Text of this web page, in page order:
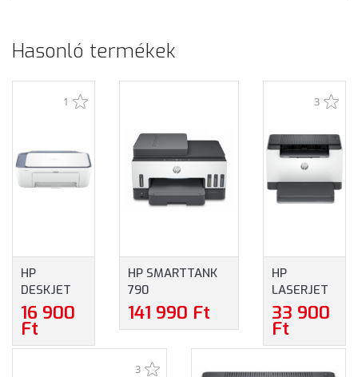
Hasonló termékek
1
HP
DESKJET
2922 ALL-
IN-ONE
16 900
Ft
HP SMARTTANK
790
MULTIFUNKCIÓS
TINTASUGARAS
141 990 Ft
3
HP
LASERJET
M209D
NYOMTATÓ
33 900
Ft
3